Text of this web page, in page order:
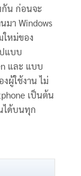
กัน ก่อนจะ
มา Windows
หม่ของ
แบบ
และ แบบ
ผู้ใช้งาน ไม่
เป็นต้น
ได้บนทุก